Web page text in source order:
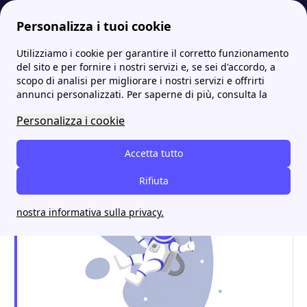
Personalizza i tuoi cookie
Utilizziamo i cookie per garantire il corretto funzionamento
del sito e per fornire i nostri servizi e, se sei d'accordo, a
scopo di analisi per migliorare i nostri servizi e offrirti
annunci personalizzati. Per saperne di più, consulta la
Personalizza i cookie
Accetta tutto
Rifiuta
nostra informativa sulla privacy.
Energia-Luce.it Tutti gli sportelli ACEGASAMGA: gli indirizzi e i contatti Amga Pordenone: contatti, sportelli e informazioni utili
Amga Pordenone: contatti,
sportelli e informazioni
utili